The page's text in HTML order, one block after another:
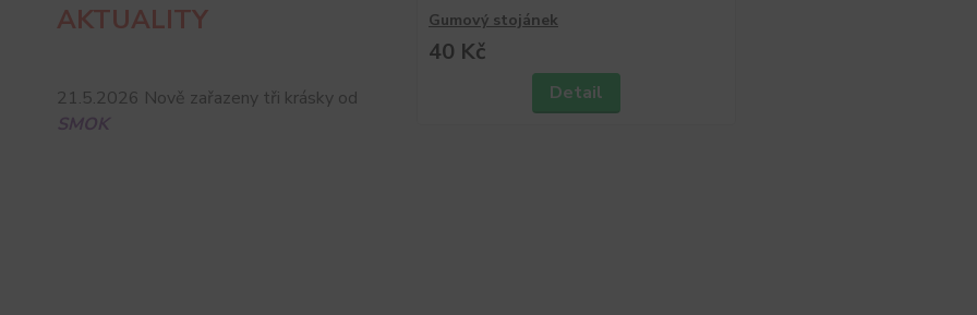
AKTUALITY
21.5.2026 Nově zařazeny tři krásky od
SMOK
Gumový stojánek
40 Kč
Detail